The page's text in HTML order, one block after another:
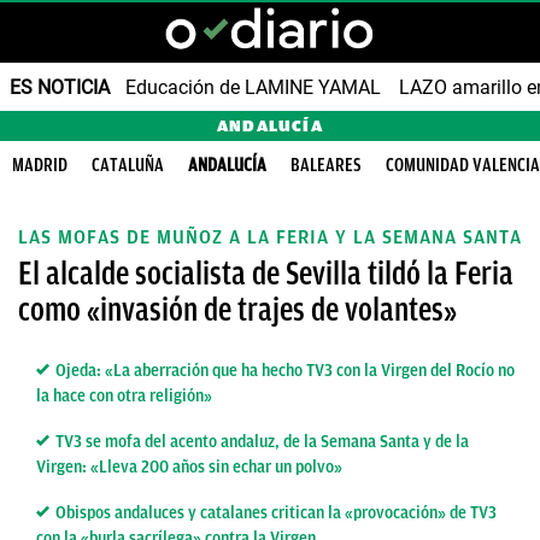
ES NOTICIA Educación de LAMINE YAMAL LAZO amarillo
ANDALUCÍA
MADRID CATALUÑA ANDALUCÍA BALEARES COMUNIDAD
LAS MOFAS DE MUÑOZ A LA FERIA Y LA SEMANA SANTA
El alcalde socialista de Sevilla tildó la Feria
como «invasión de trajes de volantes»
Ojeda: «La aberración que ha hecho TV3 con la Virgen del Rocío no
la hace con otra religión»
TV3 se mofa del acento andaluz, de la Semana Santa y de la
Virgen: «Lleva 200 años sin echar un polvo»
Obispos andaluces y catalanes critican la «provocación» de TV3